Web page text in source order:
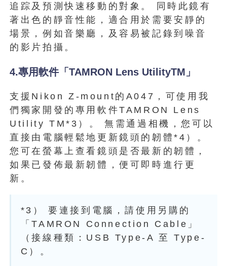
追踪及預測快速移動的對象。 同時此鏡有
著出色的靜音性能，適合用於需要安靜的
場景，例如音樂廳，及容易被記錄到噪音
的影片拍攝。
4.專用軟件「TAMRON Lens UtilityTM」
支援Nikon Z-mount的A047，可使用我
們獨家開發的專用軟件TAMRON Lens
Utility TM*3）。 無需通過相機，您可以
直接由電腦輕鬆地更新鏡頭的韌體*4）。
您可在螢幕上查看鏡頭是否最新的韌體，
如果已發佈最新韌體，便可即時進行更
新。
*3） 要連接到電腦，請使用另購的
「TAMRON Connection Cable」
（接線種類：USB Type-A 至 Type-
C）。